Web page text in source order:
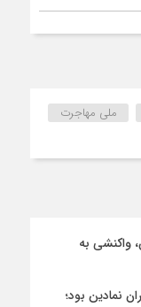
ملی مهاجرت
واکنشی به
نمادین بود؛